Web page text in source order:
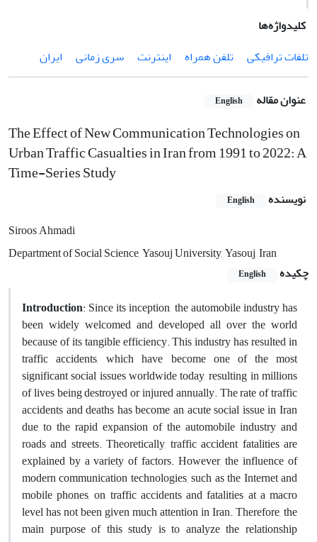
کلیدواژه‌ها
تلفات ترافیکی
تلفن همراه اینترنت سری زمانی ایران
عنوان مقاله English
The Effect of New Communication Technologies on
Urban Traffic Casualties in Iran from 1991 to 2022: A
Time-Series Study
نویسنده English
Siroos Ahmadi
Department of Social Science, Yasouj University, Yasouj, Iran
چکیده
English
Introduction: Since its inception, the automobile industry has
been widely welcomed and developed all over the world
because of its tangible efficiency. This industry has resulted in
traffic accidents, which have become one of the most
significant social issues worldwide today, resulting in millions
of lives being destroyed or injured annually. The rate of traffic
accidents and deaths has become an acute social issue in Iran
due to the rapid expansion of the automobile industry and
roads and streets. Theoretically, traffic accident fatalities are
explained by a variety of factors. However, the influence of
modern communication technologies, such as the Internet and
mobile phones, on traffic accidents and fatalities at a macro
level has not been given much attention in Iran. Therefore, the
main purpose of this study is to analyze the relationship